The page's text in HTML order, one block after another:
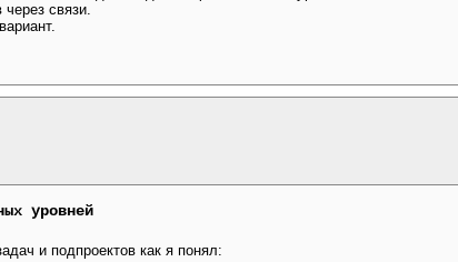
через связи.
уровней
и подпроектов как я понял: